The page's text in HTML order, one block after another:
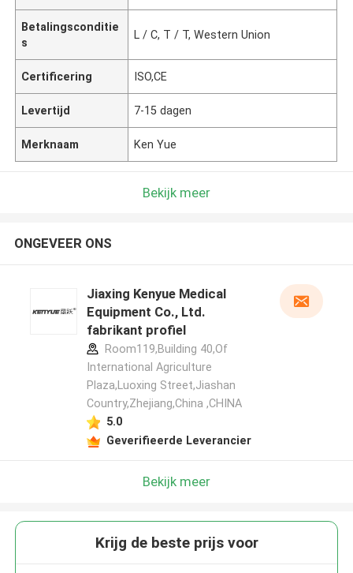
Betalingsconditie
s
L / C, T / T, Western Union
Certificering ISO,CE
Levertijd 7-15 dagen
Merknaam Ken Yue
Bekijk meer
ONGEVEER ONS
Jiaxing Kenyue Medical
Equipment Co., Ltd.
fabrikant profiel
Room119,Building 40,Of
International Agriculture
Plaza,Luoxing Street,Jiashan
Country,Zhejiang,China ,CHINA
5.0
Geverifieerde Leverancier
Bekijk meer
Krijg de beste prijs voor